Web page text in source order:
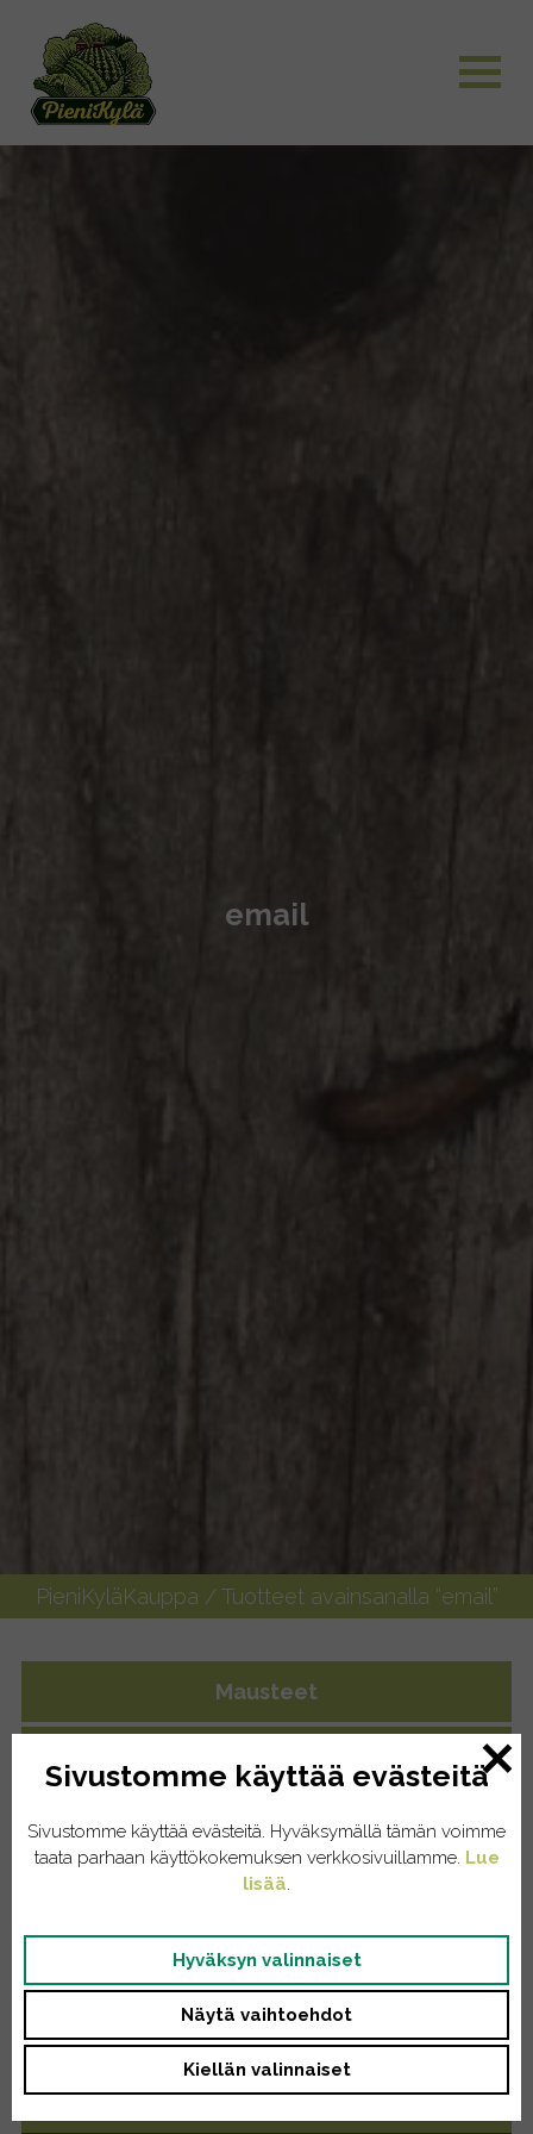
email
PieniKyläKauppa / Tuotteet avainsanalla “email”
Mausteet
Eläintenruoat
Kissat
Koirat
Kodinhoito
Pyykinpesu
Sivustomme käyttää evästeitä
Sivustomme käyttää evästeitä. Hyväksymällä tämän voimme
taata parhaan käyttökokemuksen verkkosivuillamme. Lue
lisää.
Hyväksyn valinnaiset
Näytä vaihtoehdot
Kiellän valinnaiset